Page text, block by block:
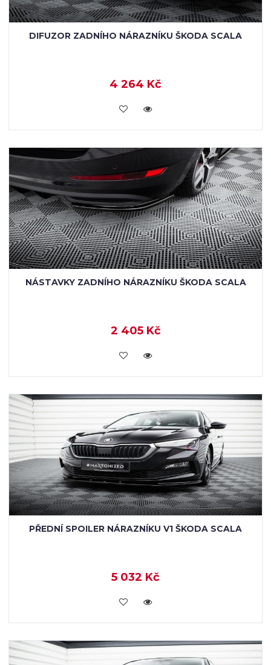
DIFUZOR ZADNÍHO NÁRAZNÍKU ŠKODA SCALA
4 264 Kč
KOUPIT
NÁSTAVKY ZADNÍHO NÁRAZNÍKU ŠKODA SCALA
2 405 Kč
KOUPIT
PŘEDNÍ SPOILER NÁRAZNÍKU V1 ŠKODA SCALA
5 032 Kč
KOUPIT